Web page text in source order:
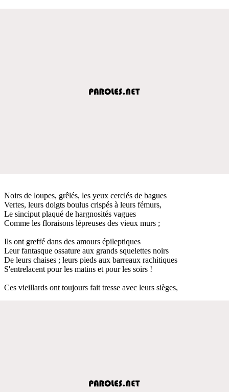
Noirs de loupes, grêlés, les yeux cerclés de bagues
Vertes, leurs doigts boulus crispés à leurs fémurs,
Le sinciput plaqué de hargnosités vagues
Comme les floraisons lépreuses des vieux murs ;
Ils ont greffé dans des amours épileptiques
Leur fantasque ossature aux grands squelettes noirs
De leurs chaises ; leurs pieds aux barreaux rachitiques
S'entrelacent pour les matins et pour les soirs !
Ces vieillards ont toujours fait tresse avec leurs sièges,